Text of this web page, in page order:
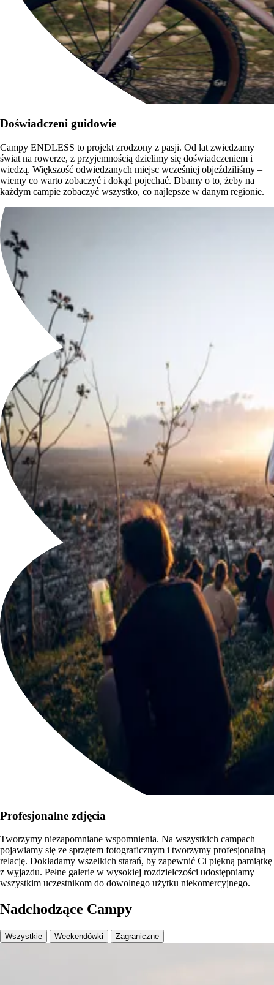
Doświadczeni guidowie
Campy ENDLESS to projekt zrodzony z pasji. Od lat zwiedzamy
świat na rowerze, z przyjemnością dzielimy się doświadczeniem i
wiedzą. Większość odwiedzanych miejsc wcześniej objeździliśmy –
wiemy co warto zobaczyć i dokąd pojechać. Dbamy o to, żeby na
każdym campie zobaczyć wszystko, co najlepsze w danym regionie.
Profesjonalne zdjęcia
Tworzymy niezapomniane wspomnienia. Na wszystkich campach
pojawiamy się ze sprzętem fotograficznym i tworzymy profesjonalną
relację. Dokładamy wszelkich starań, by zapewnić Ci piękną pamiątkę
z wyjazdu. Pełne galerie w wysokiej rozdzielczości udostępniamy
wszystkim uczestnikom do dowolnego użytku niekomercyjnego.
Nadchodzące Campy
Wszystkie Weekendówki Zagraniczne